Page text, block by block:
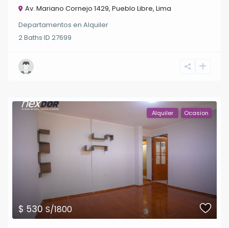
Av. Mariano Cornejo 1429,Pueblo Libre,Lima
Departamentos enAlquiler
2Baths·ID27699
$ 530S/1800
Alquiler Ocasion